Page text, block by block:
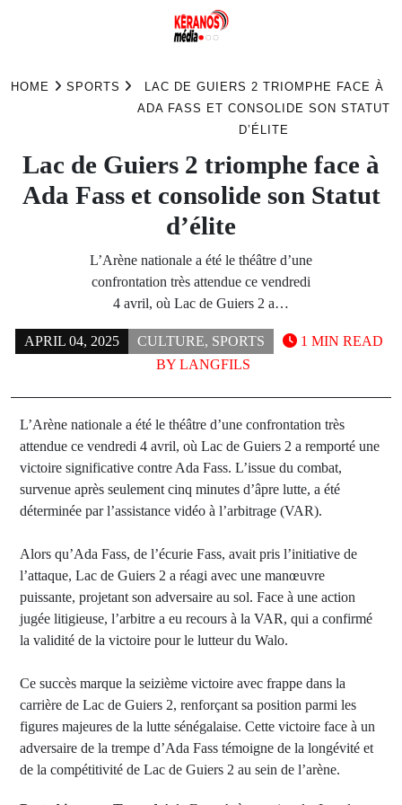
HOME SPORTS
LAC DE GUIERS 2 TRIOMPHE FACE À
ADA FASS ET CONSOLIDE SON STATUT
D’ÉLITE
Lac de Guiers 2 triomphe face à
Ada Fass et consolide son Statut
d’élite
L’Arène nationale a été le théâtre d’une
confrontation très attendue ce vendredi
4 avril, où Lac de Guiers 2 a…
APRIL 04, 2025 CULTURE, SPORTS
BY LANGFILS
1 MIN READ
L’Arène nationale a été le théâtre d’une confrontation très
attendue ce vendredi 4 avril, où Lac de Guiers 2 a remporté une
victoire significative contre Ada Fass. L’issue du combat,
survenue après seulement cinq minutes d’âpre lutte, a été
déterminée par l’assistance vidéo à l’arbitrage (VAR).
Alors qu’Ada Fass, de l’écurie Fass, avait pris l’initiative de
l’attaque, Lac de Guiers 2 a réagi avec une manœuvre
puissante, projetant son adversaire au sol. Face à une action
jugée litigieuse, l’arbitre a eu recours à la VAR, qui a confirmé
la validité de la victoire pour le lutteur du Walo.
Ce succès marque la seizième victoire avec frappe dans la
carrière de Lac de Guiers 2, renforçant sa position parmi les
figures majeures de la lutte sénégalaise. Cette victoire face à un
adversaire de la trempe d’Ada Fass témoigne de la longévité et
de la compétitivité de Lac de Guiers 2 au sein de l’arène.